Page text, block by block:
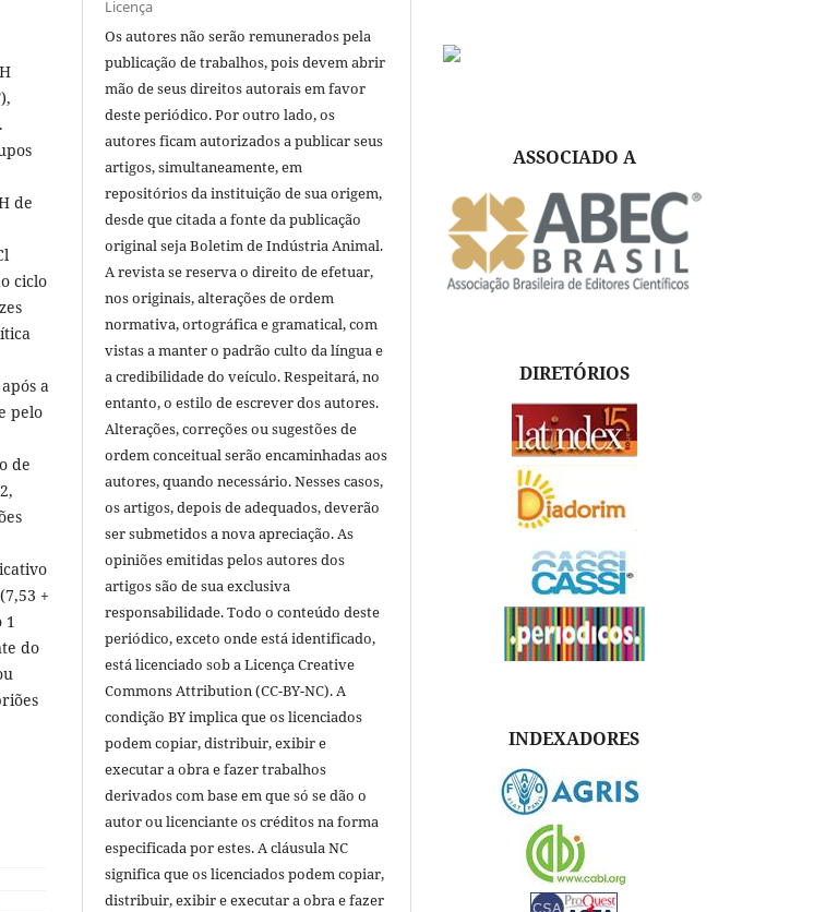
de
ciclo
a
pelo
de
+
1
do
Licença
Os autores não serão remunerados pela
publicação de trabalhos, pois devem abrir
mão de seus direitos autorais em favor
deste periódico. Por outro lado, os
autores ficam autorizados a publicar seus
artigos, simultaneamente, em
repositórios da instituição de sua origem,
desde que citada a fonte da publicação
original seja Boletim de Indústria Animal.
A revista se reserva o direito de efetuar,
nos originais, alterações de ordem
normativa, ortográfica e gramatical, com
vistas a manter o padrão culto da língua e
a credibilidade do veículo. Respeitará, no
entanto, o estilo de escrever dos autores.
Alterações, correções ou sugestões de
ordem conceitual serão encaminhadas aos
autores, quando necessário. Nesses casos,
os artigos, depois de adequados, deverão
ser submetidos a nova apreciação. As
opiniões emitidas pelos autores dos
artigos são de sua exclusiva
responsabilidade. Todo o conteúdo deste
periódico, exceto onde está identificado,
está licenciado sob a Licença Creative
Commons Attribution (CC-BY-NC). A
condição BY implica que os licenciados
podem copiar, distribuir, exibir e
executar a obra e fazer trabalhos
derivados com base em que só se dão o
autor ou licenciante os créditos na forma
especificada por estes. A cláusula NC
significa que os licenciados podem copiar,
distribuir, exibir e executar a obra e fazer
ASSOCIADO A
DIRETÓRIOS
INDEXADORES